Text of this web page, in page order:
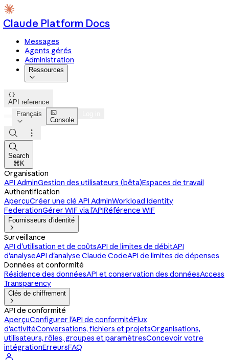
Claude Platform Docs
Messages
Agents gérés
Administration
Ressources


API reference
Français


Console



Search
⌘K
Organisation
API AdminGestion des utilisateurs (bêta)Espaces de travail
Authentification
AperçuCréer une clé API AdminWorkload Identity
FederationGérer WIF via l'APIRéférence WIF
Fournisseurs d'identité

Surveillance
API d'utilisation et de coûtsAPI de limites de débitAPI
d'analyseAPI d'analyse Claude CodeAPI de limites de dépenses
Données et conformité
Résidence des donnéesAPI et conservation des donnéesAccess
Transparency
Clés de chiffrement

API de conformité
AperçuConfigurer l'API de conformitéFlux
d'activitéConversations, fichiers et projetsOrganisations,
utilisateurs, rôles, groupes et paramètresConcevoir votre
intégrationErreursFAQ
